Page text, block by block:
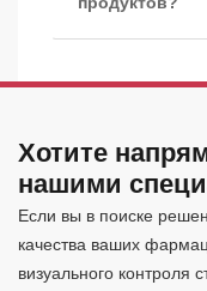
Хотите
нашими
Если вы в поиске
качества ваших
визуального контроля